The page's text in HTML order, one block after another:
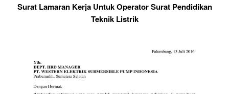
Surat Lamaran Kerja Untuk Operator Surat Pendidikan
Teknik Listrik